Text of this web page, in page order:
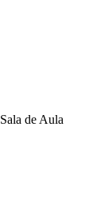
Sala de Aula